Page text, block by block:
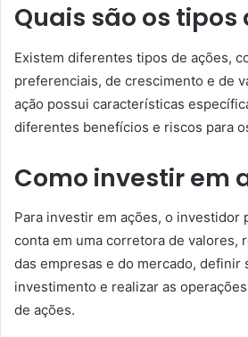
Quais são os tipos
Existem diferentes tipos de ações,
preferenciais, de crescimento e de
ação possui características
diferentes benefícios e riscos para
Como investir em
Para investir em ações, o investidor
conta em uma corretora de valores,
das empresas e do mercado, definir
investimento e realizar as
de ações.